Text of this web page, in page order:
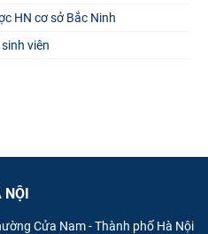
HN cơ sở Bắc Ninh
viên
Cửa Nam - Thành phố Hà Nội